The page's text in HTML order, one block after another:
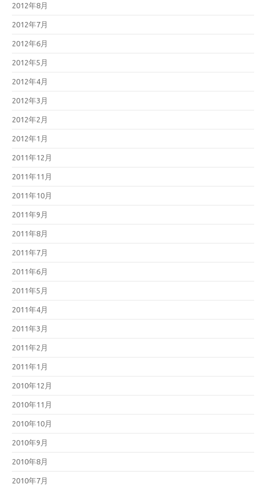
2012年8月
2012年7月
2012年6月
2012年5月
2012年4月
2012年3月
2012年2月
2012年1月
2011年12月
2011年11月
2011年10月
2011年9月
2011年8月
2011年7月
2011年6月
2011年5月
2011年4月
2011年3月
2011年2月
2011年1月
2010年12月
2010年11月
2010年10月
2010年9月
2010年8月
2010年7月